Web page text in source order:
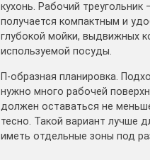
кухонь. Рабочий
получается компактным и
глубокой мойки, выдвижных
используемой посуды.
П-образная планировка.
нужно много рабочей
должен оставаться не
тесно. Такой вариант лучше
иметь отдельные зоны под